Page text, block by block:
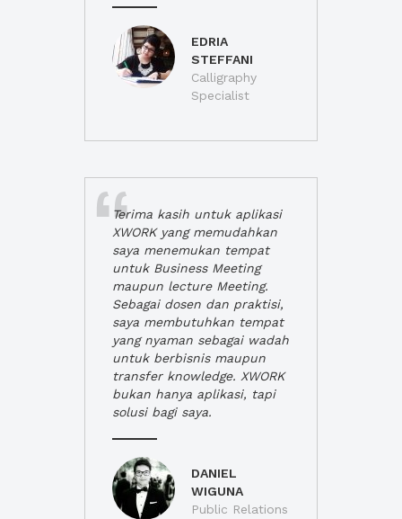
EDRIA
STEFFANI
Calligraphy
Specialist
Terima kasih untuk aplikasi
XWORK yang memudahkan
saya menemukan tempat
untuk Business Meeting
maupun lecture Meeting.
Sebagai dosen dan praktisi,
saya membutuhkan tempat
yang nyaman sebagai wadah
untuk berbisnis maupun
transfer knowledge. XWORK
bukan hanya aplikasi, tapi
solusi bagi saya.
DANIEL
WIGUNA
Public Relations